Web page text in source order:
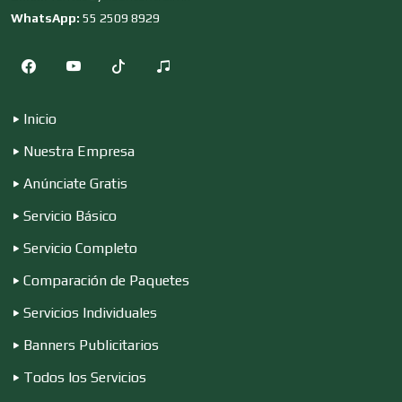
Dermatólogos
Desarrollo de Software
Desperdicios Industriales
Dulcerías
Edecanes
Editores
WhatsApp: 55 2509 8929
Inicio
Nuestra Empresa
Anúnciate Gratis
Servicio Básico
Servicio Completo
Comparación de Paquetes
Servicios Individuales
Banners Publicitarios
Todos los Servicios